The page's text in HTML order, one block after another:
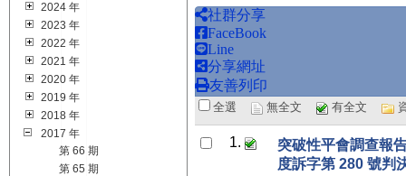
2024 年
2023 年
2022 年
2021 年
2020 年
2019 年
2018 年
2017 年
第 66 期
第 65 期
社群分享
FaceBook
Line
分享網址
友善列印
全選 無全文 有全文
1.
突破性平會調查報
度訴字第 280 號判